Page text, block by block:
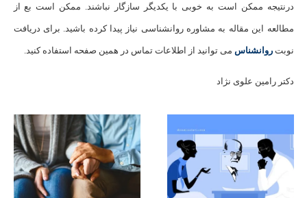
درنتیجه ممکن است به خوبی با یکدیگر سازگار نباشند. ممکن است بع از
مطالعه این مقاله به مشاوره روانشناسی نیاز پیدا کرده باشید. برای دریافت
نوبتروانشناس می توانید از اطلاعات تماس در همین صفحه استفاده کنید.
دکتر رامین علوی نژاد